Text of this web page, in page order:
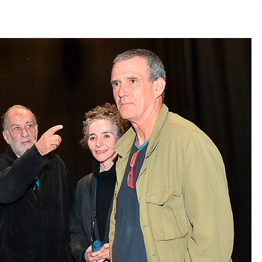
Martxa ospatuko da
2026/07/07
SOINUGELA: Paul McCartney eta
Ringo Starr-en lan berriak
2026/07/03